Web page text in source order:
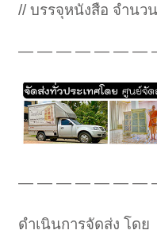
// บรรจุหนังสือ จำนว
— — — — — — —
— — — — — — —
ดำเนินการจัดส่ง โดย